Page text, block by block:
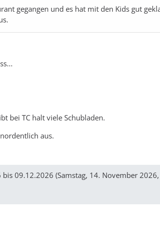
gegangen und es hat mit den Kids gut
bei TC halt viele Schubladen.
aus.
09.12.2026 (Samstag, 14. November